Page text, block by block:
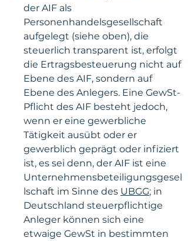
der AIF als
Personenhandelsgesellschaft
aufgelegt (siehe oben), die
steuerlich transparent ist, erfolgt
die Ertragsbesteuerung nicht auf
Ebene des AIF, sondern auf
Ebene des Anlegers. Eine GewSt-
Pflicht des AIF besteht jedoch,
wenn er eine gewerbliche
Tätigkeit ausübt oder er
gewerblich geprägt oder infiziert
ist, es sei denn, der AIF ist eine
Unternehmensbeteiligungsgesel
lschaft im Sinne des UBGG; in
Deutschland steuerpflichtige
Anleger können sich eine
etwaige GewSt in bestimmten